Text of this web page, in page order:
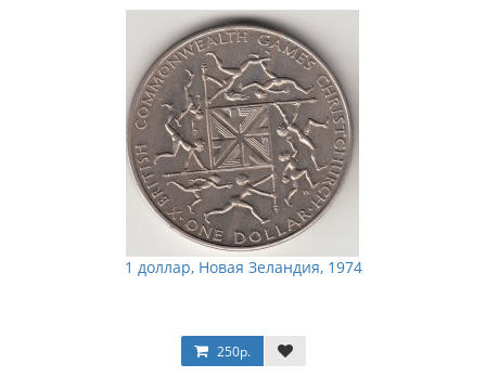
1 доллар, Новая Зеландия, 1974
250р.